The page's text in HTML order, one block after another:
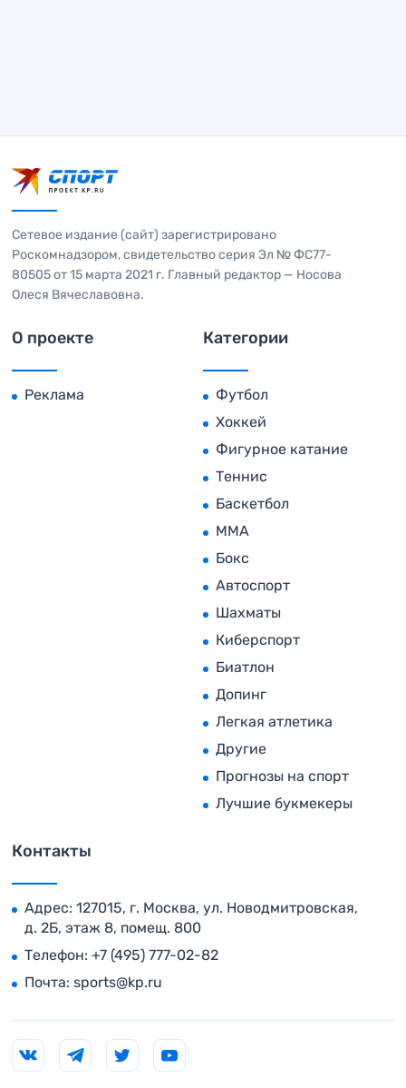
Сетевое издание (сайт) зарегистрировано
Роскомнадзором, свидетельство серия Эл № ФС77-
80505 от 15 марта 2021 г. Главный редактор — Носова
Олеся Вячеславовна.
О проекте
Реклама
Категории
Футбол
Хоккей
Фигурное катание
Теннис
Баскетбол
MMA
Бокс
Автоспорт
Шахматы
Киберспорт
Биатлон
Допинг
Легкая атлетика
Другие
Прогнозы на спорт
Лучшие букмекеры
Контакты
Адрес: 127015, г. Москва, ул. Новодмитровская,
д. 2Б, этаж 8, помещ. 800
Телефон: +7 (495) 777-02-82
Почта: sports@kp.ru